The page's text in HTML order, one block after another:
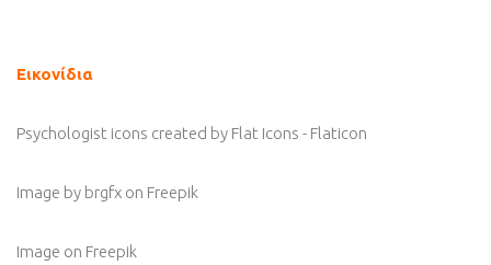
Εικονίδια
Psychologist icons created by Flat Icons - Flaticon
Image by brgfx on Freepik
Image on Freepik